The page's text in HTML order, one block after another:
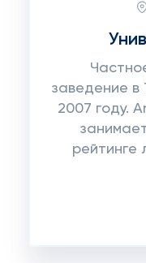
заведение в
2007 году.
рейтинге